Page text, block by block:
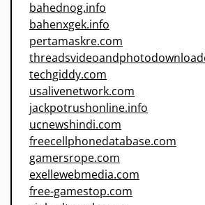
bahednog.info
bahenxgek.info
pertamaskre.com
techgiddy.com
usalivenetwork.com
jackpotrushonline.info
ucnewshindi.com
freecellphonedatabase.com
gamersrope.com
exellewebmedia.com
free-gamestop.com